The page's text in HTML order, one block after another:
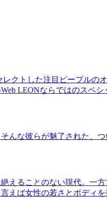
クトした注目ピープルの
LEONならではのスペシ
んな彼らが魅了された、
えることのない現代。一
えば女性の若さとボディ